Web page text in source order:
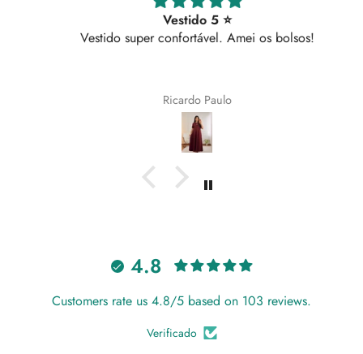
Vestido 5 ⭐
Vestido super confortável. Amei os bolsos!
Ricardo Paulo
4.8
Customers rate us 4.8/5 based on 103 reviews.
Verificado